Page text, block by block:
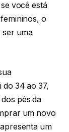
você está
o
ser uma
do 34 ao 37,
pés da
um novo
um